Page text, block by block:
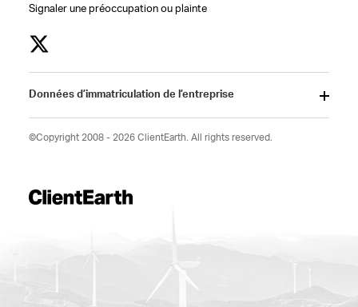
Signaler une préoccupation ou plainte
Données d’immatriculation de l’entreprise
©Copyright 2008 - 2026 ClientEarth. All rights reserved.